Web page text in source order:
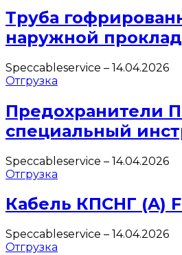
Труба
наружной
Speccableservice – 14.04.2026
Отгрузка
Предохранители
специальный
Speccableservice – 14.04.2026
Отгрузка
Кабель КПСНГ (A)
Speccableservice – 14.04.2026
Отгрузка